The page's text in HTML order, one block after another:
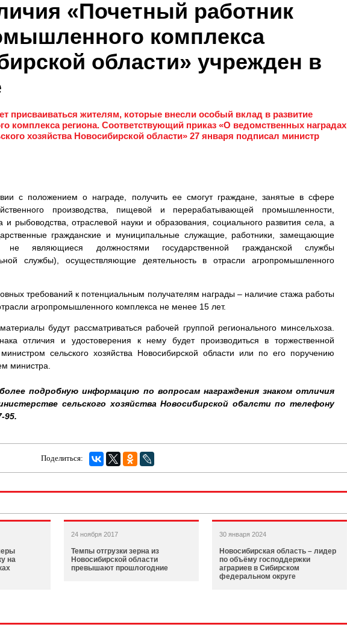
«Почетный работник
комплекса
области» учрежден в
присваиваться жителям, которые внесли особый вклад в развитие
комплекса региона. Соответствующий приказ «О ведомственных наградах
хозяйства Новосибирской области» 27 января подписал министр
с положением о награде, получить ее смогут граждане, занятые в сфере
производства, пищевой и перерабатывающей промышленности,
и рыбоводства, отраслевой науки и образования, социального развития села, а
гражданские и муниципальные служащие, работники, замещающие
не являющиеся должностями государственной гражданской службы
службы), осуществляющие деятельность в отрасли агропромышленного
требований к потенциальным получателям награды – наличие стажа работы
агропромышленного комплекса не менее 15 лет.
будут рассматриваться рабочей группой регионального минсельхоза.
отличия и удостоверения к нему будет производиться в торжественной
министром сельского хозяйства Новосибирской области или по его поручению
министра.
подробную информацию по вопросам награждения знаком отличия
сельского хозяйства Новосибирской обалсти по телефону
95.
Поделиться:
на
24 ноября 2017
Темпы отгрузки зерна из
Новосибирской области
превышают прошлогодние
30 января 2024
Новосибирская область – лидер
по объёму господдержки
аграриев в Сибирском
федеральном округе